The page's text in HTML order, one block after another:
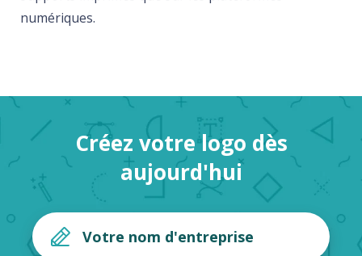
numériques.
Créez votre logo dès
aujourd'hui